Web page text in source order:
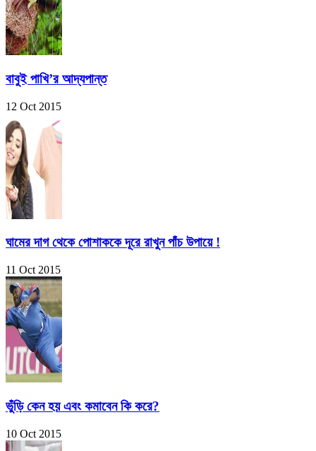
বাবুই পাখি’র আদ্যপান্ত
12 Oct 2015
ঘামের দাগ থেকে পোশাককে দূরে রাখুন পাঁচ উপায়ে !
11 Oct 2015
ভুঁড়ি কেন হয় এবং কমাবেন কি করে?
10 Oct 2015